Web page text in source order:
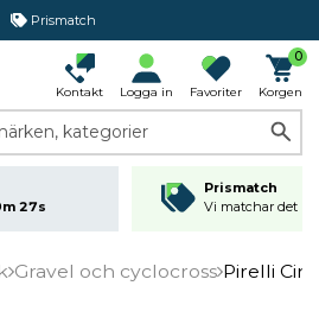
Prismatch
Kontakt Logga in Favoriter
0
Korgen
kategorier
27s
Prismatch
Vi matchar det
Gravel och cyclocross Pirelli